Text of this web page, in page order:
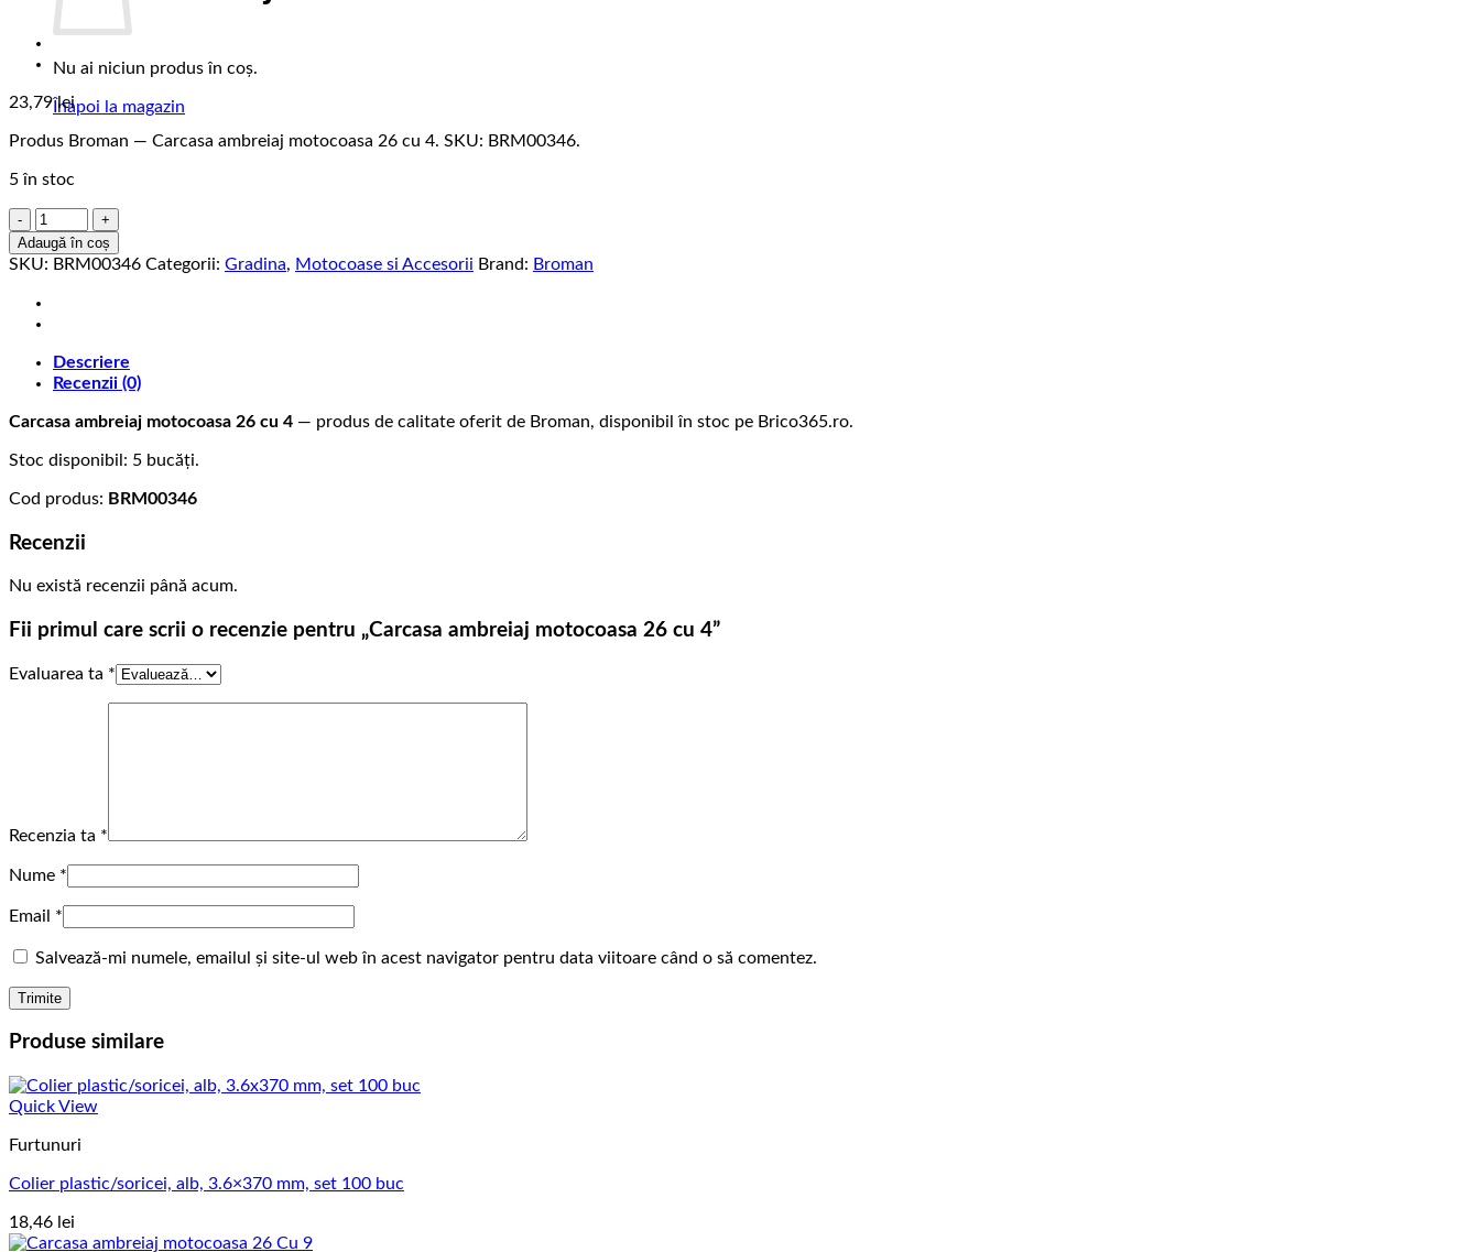
Nu ai niciun produs în coș.
Înapoi la magazin
23,79lei
Produs Broman — Carcasa ambreiaj motocoasa 26 cu 4. SKU: BRM00346.
5 în stoc
Cantitate
Carcasa
ambreiaj
26
cu
Adaugă în coș
SKU: BRM00346 Categorii: Gradina, Motocoase si Accesorii Brand: Broman
Descriere
Recenzii (0)
Carcasa ambreiaj motocoasa 26 cu 4 — produs de calitate oferit de Broman, disponibil în stoc pe Brico365.ro.
Stoc disponibil: 5 bucăți.
Cod produs: BRM00346
Recenzii
Nu există recenzii până acum.
Fii primul care scrii o recenzie pentru „Carcasa ambreiaj motocoasa 26 cu 4”
Evaluarea ta *
Recenzia ta *
Nume *
Email *
Salvează-mi numele, emailul și site-ul web în acest navigator pentru data viitoare când o să comentez.
Produse similare
Quick View
Furtunuri
Colier plastic/soricei, alb, 3.6×370 mm, set 100 buc
18,46 lei